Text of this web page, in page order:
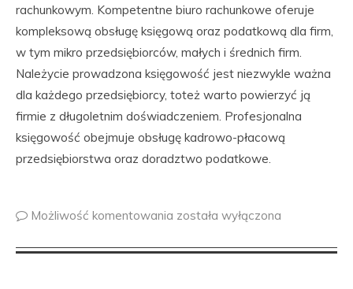
rachunkowym. Kompetentne biuro rachunkowe oferuje
kompleksową obsługę księgową oraz podatkową dla firm,
w tym mikro przedsiębiorców, małych i średnich firm.
Należycie prowadzona księgowość jest niezwykle ważna
dla każdego przedsiębiorcy, toteż warto powierzyć ją
firmie z długoletnim doświadczeniem. Profesjonalna
księgowość obejmuje obsługę kadrowo-płacową
przedsiębiorstwa oraz doradztwo podatkowe.
Możliwość komentowania została wyłączona